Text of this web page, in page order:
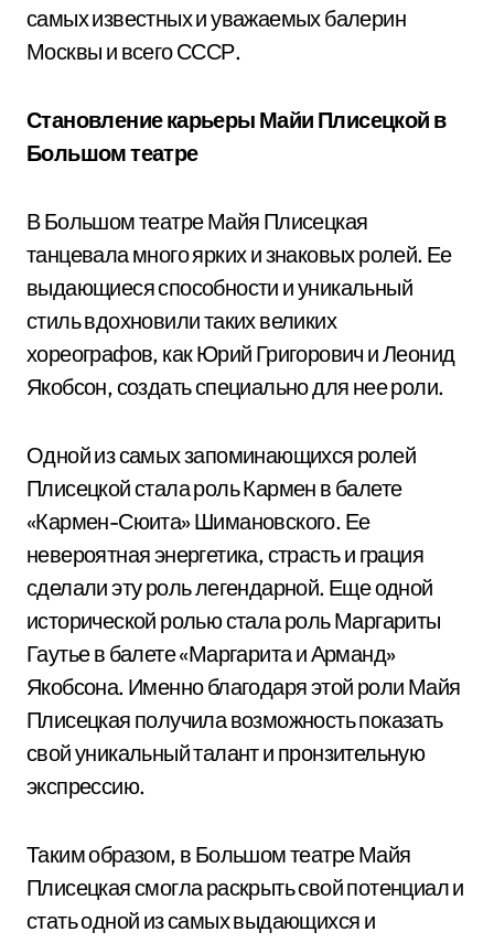
самых известных и уважаемых балерин
Москвы и всего СССР.
Становление карьеры Майи Плисецкой в
Большом театре
В Большом театре Майя Плисецкая
танцевала много ярких и знаковых ролей. Ее
выдающиеся способности и уникальный
стиль вдохновили таких великих
хореографов, как Юрий Григорович и Леонид
Якобсон, создать специально для нее роли.
Одной из самых запоминающихся ролей
Плисецкой стала роль Кармен в балете
«Кармен-Сюита» Шимановского. Ее
невероятная энергетика, страсть и грация
сделали эту роль легендарной. Еще одной
исторической ролью стала роль Маргариты
Гаутье в балете «Маргарита и Арманд»
Якобсона. Именно благодаря этой роли Майя
Плисецкая получила возможность показать
свой уникальный талант и пронзительную
экспрессию.
Таким образом, в Большом театре Майя
Плисецкая смогла раскрыть свой потенциал и
стать одной из самых выдающихся и